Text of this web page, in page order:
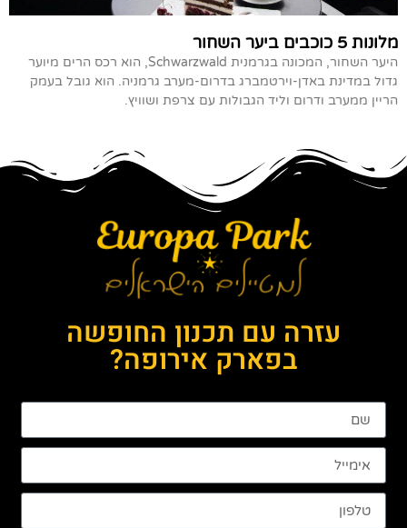
מלונות 5 כוכבים ביער השחור
היער השחור, המכונה בגרמנית Schwarzwald, הוא רכס הרים מיוער
גדול במדינת באדן-וירטמברג בדרום-מערב גרמניה. הוא גובל בעמק
הריין ממערב ודרום וליד הגבולות עם צרפת ושוויץ.
עזרה עם תכנון החופשה
בפארק אירופה?